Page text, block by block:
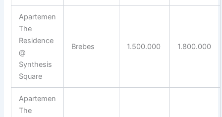
Apartemen
The
Residence
@
Synthesis
Square
Brebes 1.500.000 1.800.000
Apartemen
The